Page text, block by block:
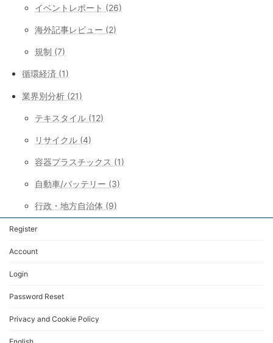
イベントレポート (26)
海外記事レビュー (2)
規制 (7)
循環経済 (1)
業界別分析 (21)
テキスタイル (12)
リサイクル (4)
容器プラスチックス (1)
自動車/バッテリー (3)
行政・地方自治体 (9)
Register
Account
Login
Password Reset
Privacy and Cookie Policy